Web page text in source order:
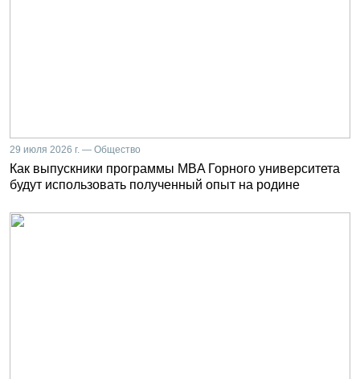
29 июля 2026 г. — Общество
Как выпускники программы MBA Горного университета
будут использовать полученный опыт на родине